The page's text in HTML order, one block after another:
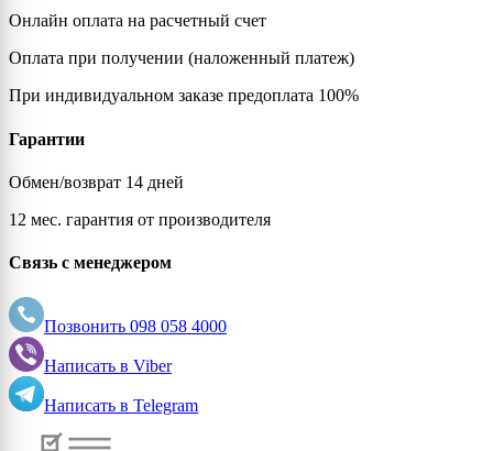
Онлайн оплата на расчетный счет
Оплата при получении (наложенный платеж)
При индивидуальном заказе предоплата 100%
Гарантии
Обмен/возврат 14 дней
12 мес. гарантия от производителя
Связь с менеджером
Позвонить 098 058 4000
Написать в Viber
Написать в Telegram